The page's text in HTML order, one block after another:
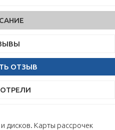
ОТЗЫВ
дисков. Карты рассрочек